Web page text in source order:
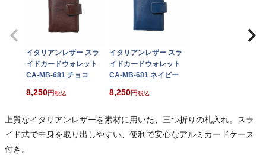
イタリアンレザー スラ
イドカードウォレット
CA-MB-681 チョコ
8,250 税込
イタリアンレザー スラ
イドカードウォレット
CA-MB-681 ネイビー
8,250 税込
上質なイタリアンレザーを素材に用いた、三つ折りの札入れ。スラ
イド式で中身を取り出しやすい、便利で安心なアルミカードケース
付き。